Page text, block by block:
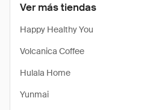
Ver más tiendas
Happy Healthy You
Volcanica Coffee
Hulala Home
Yunmai